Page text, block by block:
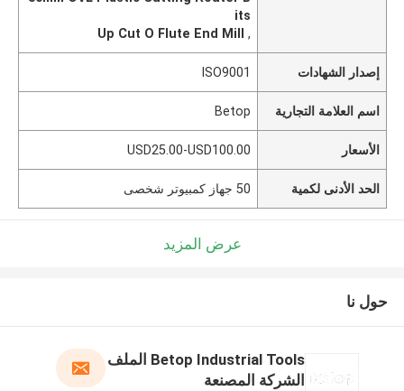
its
,
Up Cut O Flute End Mill
إصدار الشهادات ISO9001
اسم العلامة التجارية Betop
الأسعار USD25.00-USD100.00
الحد الأدنى لكمية 50 جهاز كمبيوتر شخصى
عرض المزيد
حول نا
Betop Industrial Tools الملف
الشركة المصنعة